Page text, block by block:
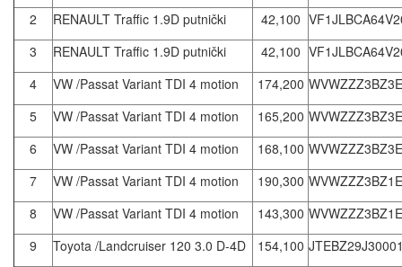
2
RENAULT Traffic 1.9D putnički 42,100
3
RENAULT Traffic 1.9D putnički 42,100
4
VW /Passat Variant TDI 4 motion 174,200
5
VW /Passat Variant TDI 4 motion 165,200
6
VW /Passat Variant TDI 4 motion 168,100
7
VW /Passat Variant TDI 4 motion 190,300
8
VW /Passat Variant TDI 4 motion 143,300
9
Toyota /Landcruiser 120 3.0 D-4D 154,100